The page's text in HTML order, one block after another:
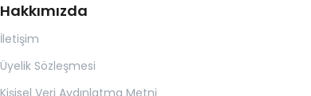
Hakkımızda
İletişim
Üyelik Sözleşmesi